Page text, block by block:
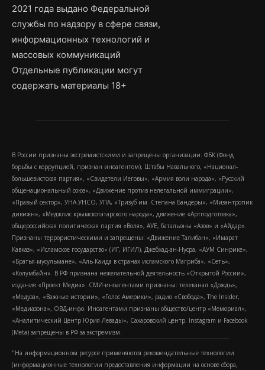
2021 года выдано Федеральной
службы по надзору в сфере связи,
информационных технологий и
массовых коммуникаций
Отдельные публикации могут
содержать материалы 18+
В России признаны экстремистскими и запрещены организации: ФБК (Фонд
борьбы с коррупцией, признан иноагентом), Штабы Навального, «Национал-
большевистская партия», «Свидетели Иеговы», «Армия воли народа», «Русский
общенациональный союз», «Движение против нелегальной иммиграции»,
«Правый сектор», УНА-УНСО, УПА, «Тризуб им. Степана Бандеры», «Мизантропик
дивижн», «Меджлис крымскотатарского народа», движение «Артподготовка»,
общероссийская политическая партия «Воля», АУЕ, батальоны «Азов» и «Айдар».
Признаны террористическими и запрещены: «Движение Талибан», «Имарат
Кавказ», «Исламское государство» (ИГ, ИГИЛ), Джебхад-ан-Нусра, «АУМ Синрике»,
«Братья-мусульмане», «Аль-Каида в странах исламского Магриба», «Сеть»,
«Колумбайн». В РФ признана нежелательной деятельность «Открытой России»,
издания «Проект Медиа». СМИ-иноагентами признаны: телеканал «Дождь»,
«Медуза», «Важные истории», «Голос Америки», радио «Свобода», The Insider,
«Медиазона», ОВД-инфо. Иноагентами признаны общество/центр «Мемориал»,
«Аналитический Центр Юрия Левады», Сахаровский центр. Instagram и Facebook
(Metа) запрещены в РФ за экстремизм.
"На информационном ресурсе применяются рекомендательные технологии
(информационные технологии предоставления информации на основе сбора,